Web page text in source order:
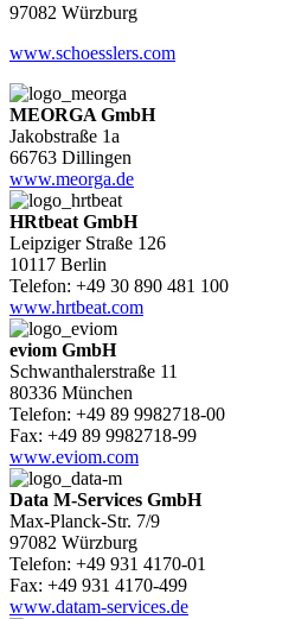
97082 Würzburg
www.schoesslers.com
MEORGA GmbH
Jakobstraße 1a
66763 Dillingen
www.meorga.de
HRtbeat GmbH
Leipziger Straße 126
10117 Berlin
Telefon: +49 30 890 481 100
www.hrtbeat.com
eviom GmbH
Schwanthalerstraße 11
80336 München
Telefon: +49 89 9982718-00
Fax: +49 89 9982718-99
www.eviom.com
Data M-Services GmbH
Max-Planck-Str. 7/9
97082 Würzburg
Telefon: +49 931 4170-01
Fax: +49 931 4170-499
www.datam-services.de